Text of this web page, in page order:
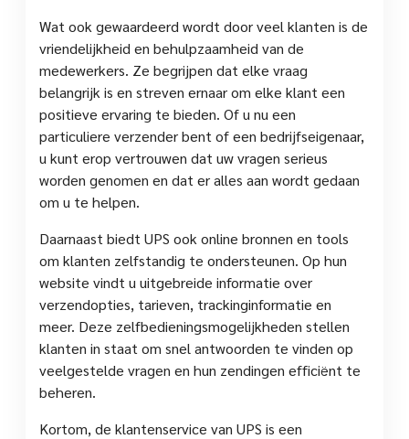
Wat ook gewaardeerd wordt door veel klanten is de
vriendelijkheid en behulpzaamheid van de
medewerkers. Ze begrijpen dat elke vraag
belangrijk is en streven ernaar om elke klant een
positieve ervaring te bieden. Of u nu een
particuliere verzender bent of een bedrijfseigenaar,
u kunt erop vertrouwen dat uw vragen serieus
worden genomen en dat er alles aan wordt gedaan
om u te helpen.
Daarnaast biedt UPS ook online bronnen en tools
om klanten zelfstandig te ondersteunen. Op hun
website vindt u uitgebreide informatie over
verzendopties, tarieven, trackinginformatie en
meer. Deze zelfbedieningsmogelijkheden stellen
klanten in staat om snel antwoorden te vinden op
veelgestelde vragen en hun zendingen efficiënt te
beheren.
Kortom, de klantenservice van UPS is een